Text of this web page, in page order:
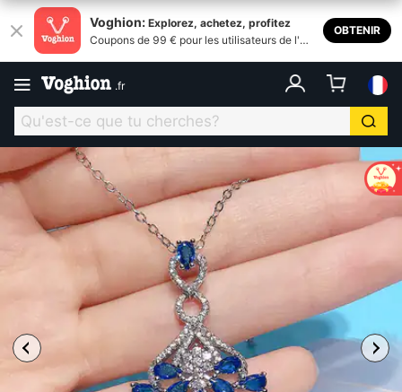
Voghion: Explorez, achetez, profitez
Coupons de 99 € pour les utilisateurs de l'ap
OBTENIR
.fr